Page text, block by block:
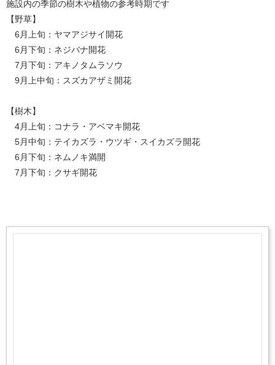
施設内の季節の樹木や植物の参考時期です
【野草】
6月上旬：ヤマアジサイ開花
6月下旬：ネジバナ開花
7月下旬：アキノタムラソウ
9月上中旬：スズカアザミ開花
【樹木】
4月上旬：コナラ・アベマキ開花
5月中旬：テイカズラ・ウツギ・スイカズラ開花
6月下旬：ネムノキ満開
7月下旬：クサギ開花